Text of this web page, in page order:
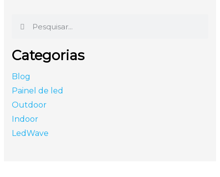
Categorias
Blog
Painel de led
Outdoor
Indoor
LedWave